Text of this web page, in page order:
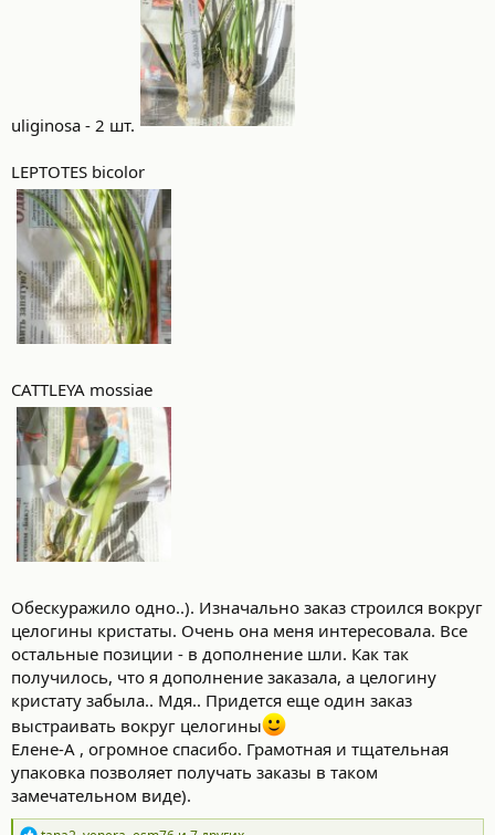
uliginosa - 2 шт.
LEPTOTES bicolor
CATTLEYA mossiae
Обескуражило одно..). Изначально заказ строился вокруг
целогины кристаты. Очень она меня интересовала. Все
остальные позиции - в дополнение шли. Как так
получилось, что я дополнение заказала, а целогину
кристату забыла.. Мдя.. Придется еще один заказ
выстраивать вокруг целогины
Елене-А , огромное спасибо. Грамотная и тщательная
упаковка позволяет получать заказы в таком
замечательном виде).